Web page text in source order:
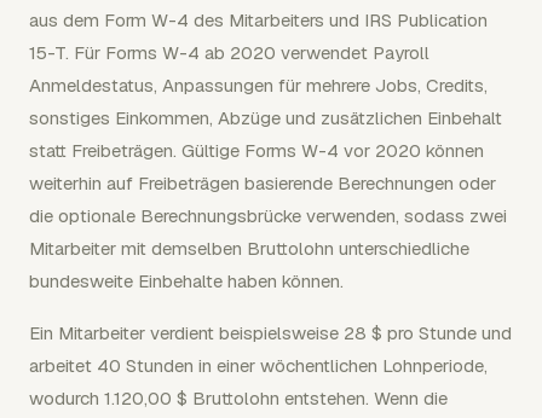
aus dem Form W-4 des Mitarbeiters und IRS Publication
15-T. Für Forms W-4 ab 2020 verwendet Payroll
Anmeldestatus, Anpassungen für mehrere Jobs, Credits,
sonstiges Einkommen, Abzüge und zusätzlichen Einbehalt
statt Freibeträgen. Gültige Forms W-4 vor 2020 können
weiterhin auf Freibeträgen basierende Berechnungen oder
die optionale Berechnungsbrücke verwenden, sodass zwei
Mitarbeiter mit demselben Bruttolohn unterschiedliche
bundesweite Einbehalte haben können.
Ein Mitarbeiter verdient beispielsweise 28 $ pro Stunde und
arbeitet 40 Stunden in einer wöchentlichen Lohnperiode,
wodurch 1.120,00 $ Bruttolohn entstehen. Wenn die